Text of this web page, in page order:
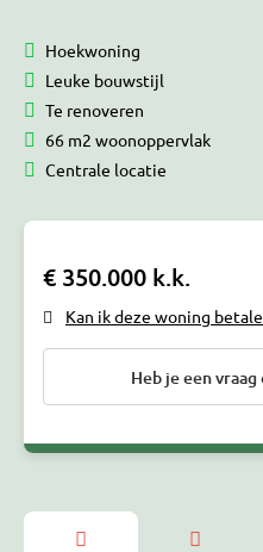
Hoekwoning
Leuke bouwstijl
Te renoveren
66 m2 woonoppervlak
Centrale locatie
€ 350.000 k.k.
Kan ik deze woning
Heb je een